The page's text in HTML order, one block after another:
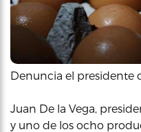
Denuncia el presidente
Juan De la Vega,
y uno de los ocho